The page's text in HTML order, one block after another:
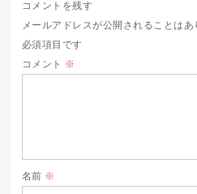
コメントを残す
メールアドレスが公開されることはあ
必須項目です
コメント ※
名前 ※